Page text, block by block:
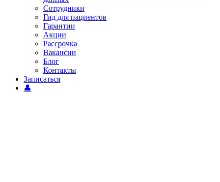
Сотрудники
Гид для пациентов
Гарантии
Акции
Рассрочка
Вакансии
Блог
Контакты
Записаться
👤